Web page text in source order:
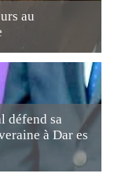
au
défend sa
à Dar es